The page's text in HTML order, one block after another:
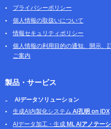
プライバシーポリシー
個人情報の取扱いについて
情報セキュリティポリシー
個人情報の利用目的の通知、開示、
ご案内
製品・サービス
AIデータソリューション
生成AI内製化システム AI孔明 on IDX
AIデータ加工・生成ML AIアノテー